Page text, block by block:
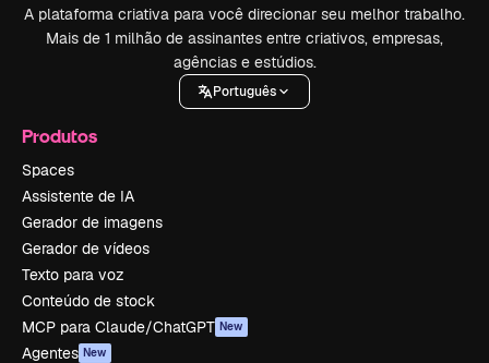
A plataforma criativa para você direcionar seu melhor trabalho.
Mais de 1 milhão de assinantes entre criativos, empresas,
agências e estúdios.
Português
Produtos
Spaces
Assistente de IA
Gerador de imagens
Gerador de vídeos
Texto para voz
Conteúdo de stock
MCP para Claude/ChatGPT New
Agentes New